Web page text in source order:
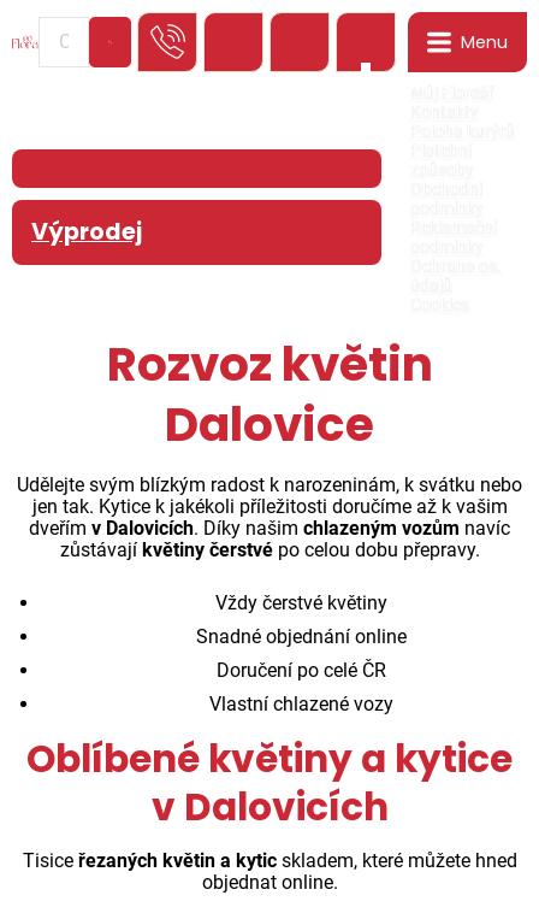
Menu
Výprodej
Rozvoz květin
Dalovice
Udělejte svým blízkým radost k narozeninám, k svátku nebo
jen tak. Kytice k jakékoli příležitosti doručíme až k vašim
dveřím v Dalovicích. Díky našim chlazeným vozům navíc
zůstávají květiny čerstvépo celou dobu přepravy.
Vždy čerstvé květiny
Snadné objednání online
Doručení po celé ČR
Vlastní chlazené vozy
Oblíbené květiny a kytice
v Dalovicích
Tisice řezaných květin a kyticskladem, které můžete hned
objednat online.